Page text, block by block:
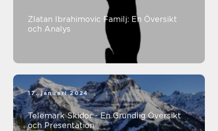
Zlatan Ibrahimovic Familj: En Översikt
och Analys
17. januari 2024
Telemark Skidor - En Grundlig Översikt
och Presentation